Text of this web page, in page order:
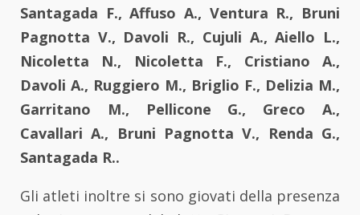
Santagada F., Affuso A., Ventura R., Bruni
Pagnotta V., Davoli R., Cujuli A., Aiello L.,
Nicoletta N., Nicoletta F., Cristiano A.,
Davoli A., Ruggiero M., Briglio F., Delizia M.,
Garritano M., Pellicone G., Greco A.,
Cavallari A., Bruni Pagnotta V., Renda G.,
Santagada R..
Gli atleti inoltre si sono giovati della presenza